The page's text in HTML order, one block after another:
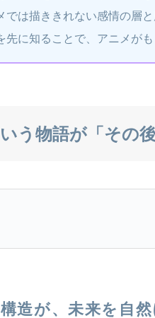
では描ききれない感情の層
先に知ることで、アニメが
う物語が「その
造が、未来を自